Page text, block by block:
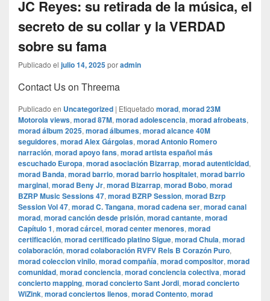
JC Reyes: su retirada de la música, el
secreto de su collar y la VERDAD
sobre su fama
Publicado el julio 14, 2025poradmin
Contact Us on Threema
Publicado en Uncategorized | Etiquetado morad, morad 23M
Motorola views, morad 87M, morad adolescencia, morad afrobeats,
morad álbum 2025, morad álbumes, morad alcance 40M
seguidores, morad Alex Gárgolas, morad Antonio Romero
narración, morad apoyo fans, morad artista español más
escuchado Europa, morad asociación Bizarrap, morad autenticidad,
morad Banda, morad barrio, morad barrio hospitalet, morad barrio
marginal, morad Beny Jr, morad Bizarrap, morad Bobo, morad
BZRP Music Sessions 47, morad BZRP Session, morad Bzrp
Session Vol 47, morad C. Tangana, morad cadena ser, morad canal
morad, morad canción desde prisión, morad cantante, morad
Capítulo 1, morad cárcel, morad center menores, morad
certificación, morad certificado platino Sigue, morad Chula, morad
colaboración, morad colaboración RVFV Rels B Corazón Puro,
morad coleccion vinilo, morad compañía, morad compositor, morad
comunidad, morad conciencia, morad conciencia colectiva, morad
concierto mapping, morad concierto Sant Jordi, morad concierto
WiZink, morad conciertos llenos, morad Contento, morad